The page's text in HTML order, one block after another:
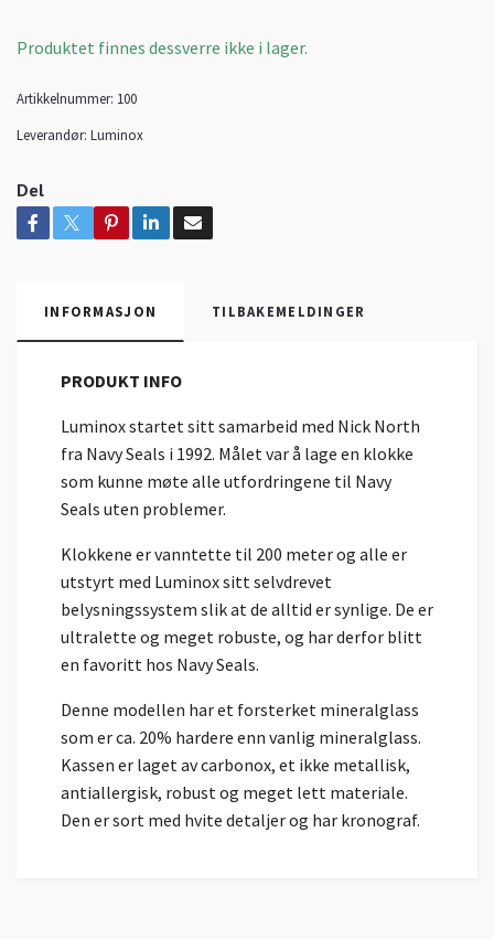
Produktet finnes dessverre ikke i lager.
Artikkelnummer: 100
Leverandør: Luminox
Del
INFORMASJON TILBAKEMELDINGER
PRODUKT INFO
Luminox startet sitt samarbeid med Nick North
fra Navy Seals i 1992. Målet var å lage en klokke
som kunne møte alle utfordringene til Navy
Seals uten problemer.
Klokkene er vanntette til 200 meter og alle er
utstyrt med Luminox sitt selvdrevet
belysningssystem slik at de alltid er synlige. De er
ultralette og meget robuste, og har derfor blitt
en favoritt hos Navy Seals.
Denne modellen har et forsterket mineralglass
som er ca. 20% hardere enn vanlig mineralglass.
Kassen er laget av carbonox, et ikke metallisk,
antiallergisk, robust og meget lett materiale.
Den er sort med hvite detaljer og har kronograf.